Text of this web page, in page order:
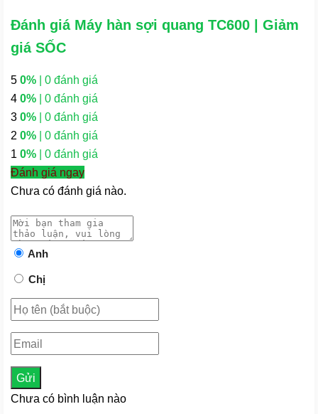
Đánh giá Máy hàn sợi quang TC600 | Giảm
giá SỐC
5 0% | 0 đánh giá
4 0% | 0 đánh giá
3 0% | 0 đánh giá
2 0% | 0 đánh giá
1 0% | 0 đánh giá
Đánh giá ngay
Chưa có đánh giá nào.
Anh
Chị
Gửi
Chưa có bình luận nào